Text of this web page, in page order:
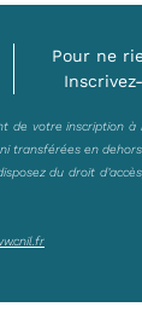
Pour ne
votre
transférées en
du droit